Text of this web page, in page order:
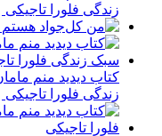
زندگی فلورا تاجیکی
زندگی فلورا تاجیکی